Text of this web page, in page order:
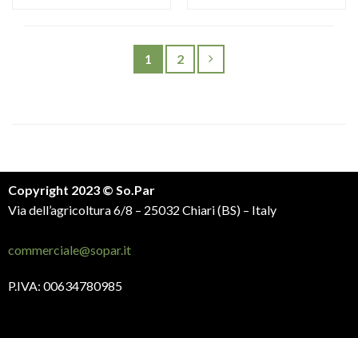
1 2
Copyright 2023 © So.Par
Via dell’agricoltura 6/8 – 25032 Chiari (BS) – Italy
commerciale@sopar.it
P.IVA: 00634780985